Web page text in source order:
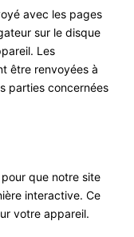
avec les pages
sur le disque
Les
être renvoyées à
parties concernées
que notre site
interactive. Ce
votre appareil.